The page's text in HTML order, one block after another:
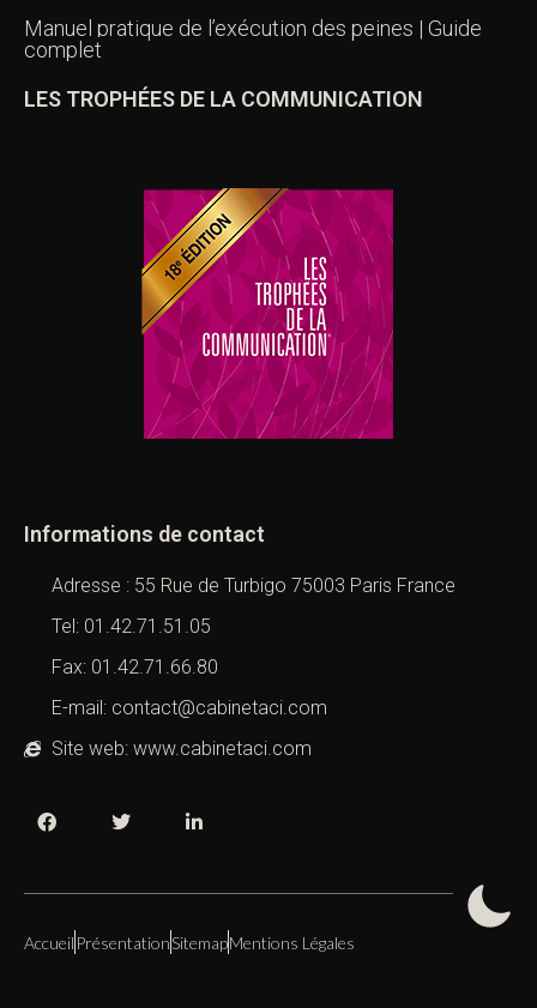
Manuel pratique de l’exécution des peines | Guide
complet
LES TROPHÉES DE LA COMMUNICATION
Informations de contact
Adresse : 55 Rue de Turbigo 75003 Paris France
Tel: 01.42.71.51.05
Fax: 01.42.71.66.80
E-mail: contact@cabinetaci.com
Site web: www.cabinetaci.com
Accueil PrésentationSitemapMentions Légales